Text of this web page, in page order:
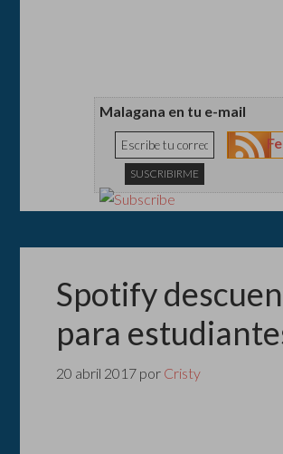
Malagana en tu e-mail
Spotify
para
20 abril 2017 por Cristy